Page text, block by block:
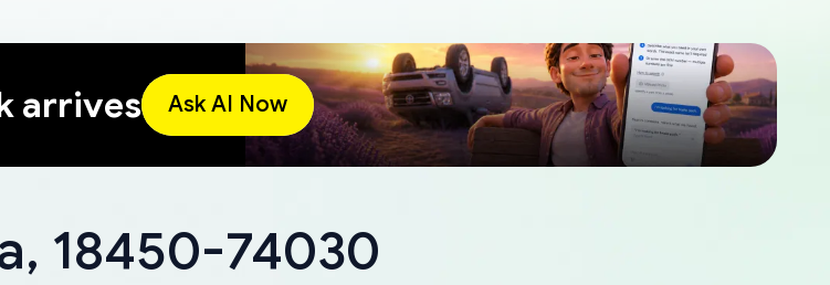
arrives Ask AI Now
18450-74030